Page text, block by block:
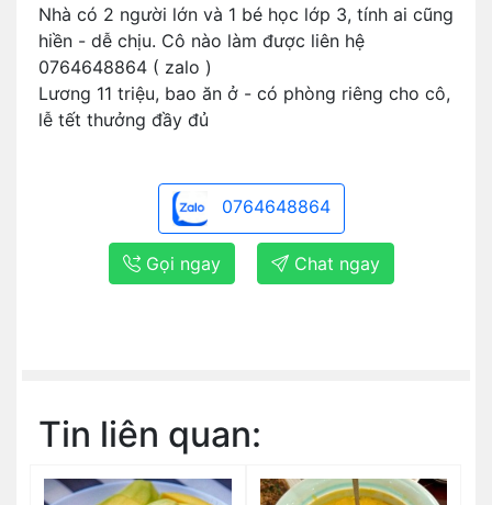
Nhà có 2 người lớn và 1 bé học lớp 3, tính ai cũng
hiền - dễ chịu. Cô nào làm được liên hệ
0764648864 ( zalo )
Lương 11 triệu, bao ăn ở - có phòng riêng cho cô,
lễ tết thưởng đầy đủ
0764648864
Gọi ngay Chat ngay
Tin liên quan: